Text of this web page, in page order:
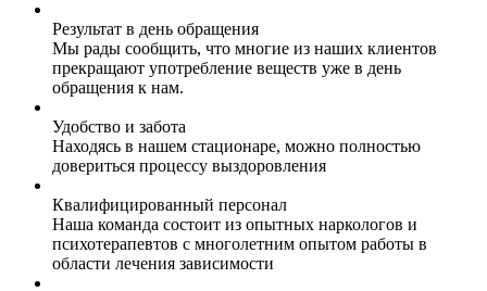
Результат в день обращения
Мы рады сообщить, что многие из наших клиентов
прекращают употребление веществ уже в день
обращения к нам.
Удобство и забота
Находясь в нашем стационаре, можно полностью
довериться процессу выздоровления
Квалифицированный персонал
Наша команда состоит из опытных наркологов и
психотерапевтов с многолетним опытом работы в
области лечения зависимости